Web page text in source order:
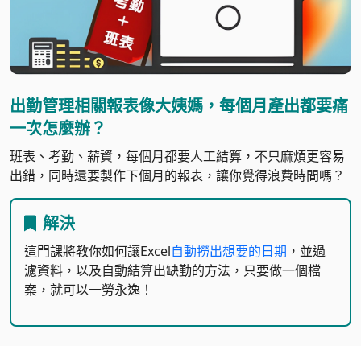
出勤管理相關報表像大姨媽，每個月產出都要痛
一次怎麼辦？
班表、考勤、薪資，每個月都要人工結算，不只麻煩更容易
出錯，同時還要製作下個月的報表，讓你覺得浪費時間嗎？
解決
這門課將教你如何讓Excel自動撈出想要的日期 ，並過
濾資料，以及自動結算出缺勤的方法，只要做一個檔
案，就可以一勞永逸！